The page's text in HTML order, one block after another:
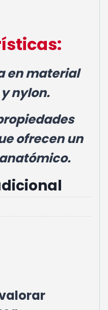
en material
ynylon.
ofrecen un